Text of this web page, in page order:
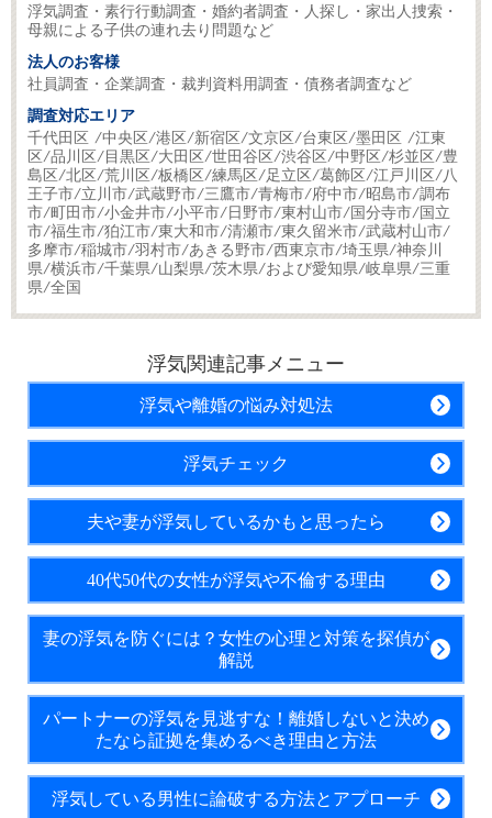
浮気調査・素行行動調査・婚約者調査・人探し・家出人捜索・
母親による子供の連れ去り問題など
法人のお客様
社員調査・企業調査・裁判資料用調査・債務者調査など
調査対応エリア
千代田区 /中央区/港区/新宿区/文京区/台東区/墨田区 /江東
区/品川区/目黒区/大田区/世田谷区/渋谷区/中野区/杉並区/豊
島区/北区/荒川区/板橋区/練馬区/足立区/葛飾区/江戸川区/八
王子市/立川市/武蔵野市/三鷹市/青梅市/府中市/昭島市/調布
市/町田市/小金井市/小平市/日野市/東村山市/国分寺市/国立
市/福生市/狛江市/東大和市/清瀬市/東久留米市/武蔵村山市/
多摩市/稲城市/羽村市/あきる野市/西東京市/埼玉県/神奈川
県/横浜市/千葉県/山梨県/茨木県/および愛知県/岐阜県/三重
県/全国
浮気関連記事メニュー
浮気や離婚の悩み対処法
浮気チェック
夫や妻が浮気しているかもと思ったら
40代50代の女性が浮気や不倫する理由
妻の浮気を防ぐには？女性の心理と対策を探偵が
解説
パートナーの浮気を見逃すな！離婚しないと決め
たなら証拠を集めるべき理由と方法
浮気している男性に論破する方法とアプローチ